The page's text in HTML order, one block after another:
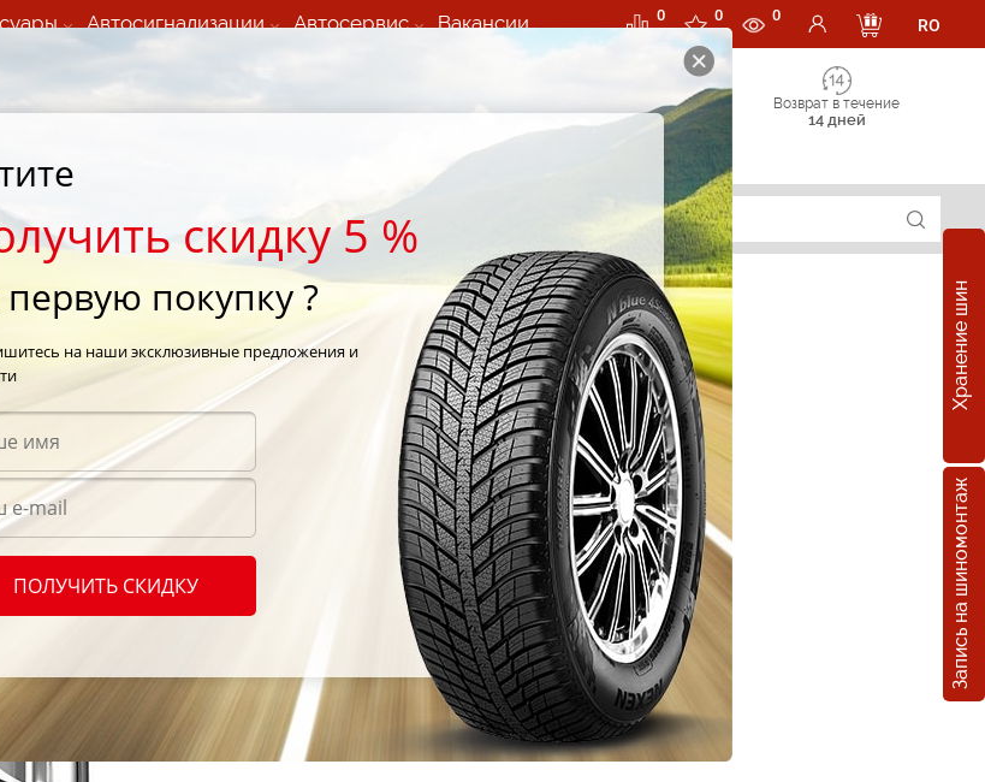
Автосигнализации Автосервис Вакансии 0 0 0
RO
(Пн-Пт) с 9:00 - 19:00
Возврат в течение
14 дней
Хранение шин
Запись на шиномонтаж
Расширенная Шиномонтаж
в подарок
Покупка
в кредит
От:0MDL/шт ~0MDL/ месяц
скидку 5 %
покупку ?
на наши эксклюзивные предложения и
ПОЛУЧИТЬ СКИДКУ